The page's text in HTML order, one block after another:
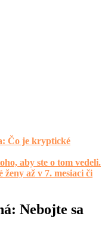
Čo je kryptické
aby ste o tom vedeli.
až v 7. mesiaci či
Nebojte sa